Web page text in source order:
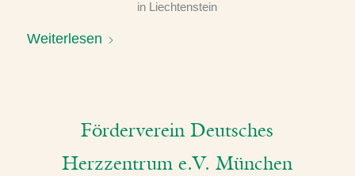
in Liechtenstein
Weiterlesen
Förderverein Deutsches
Herzzentrum e.V. München